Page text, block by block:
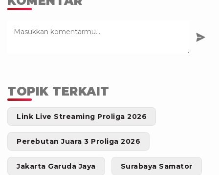
TOPIK TERKAIT
Link Live Streaming Proliga 2026
Perebutan Juara 3 Proliga 2026
Jakarta Garuda Jaya Surabaya Samator